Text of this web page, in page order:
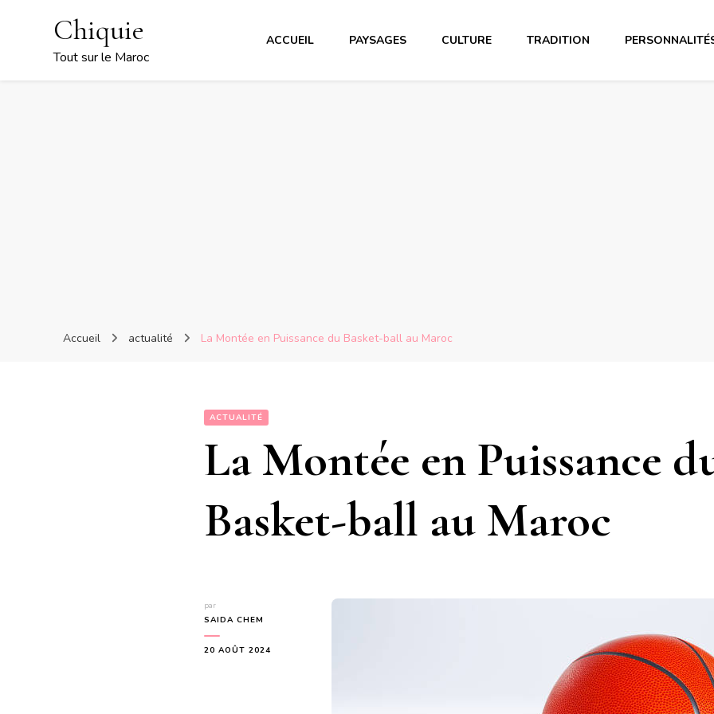
Chiquie
Tout sur le Maroc
ACCUEIL PAYSAGES CULTURE TRADITION
Accueil actualité La Montée en Puissance du Basket-ball au Maroc
ACTUALITÉ
La Montée en Puissance
Basket-ball au Maroc
par
SAIDA CHEM
20 AOÛT 2024